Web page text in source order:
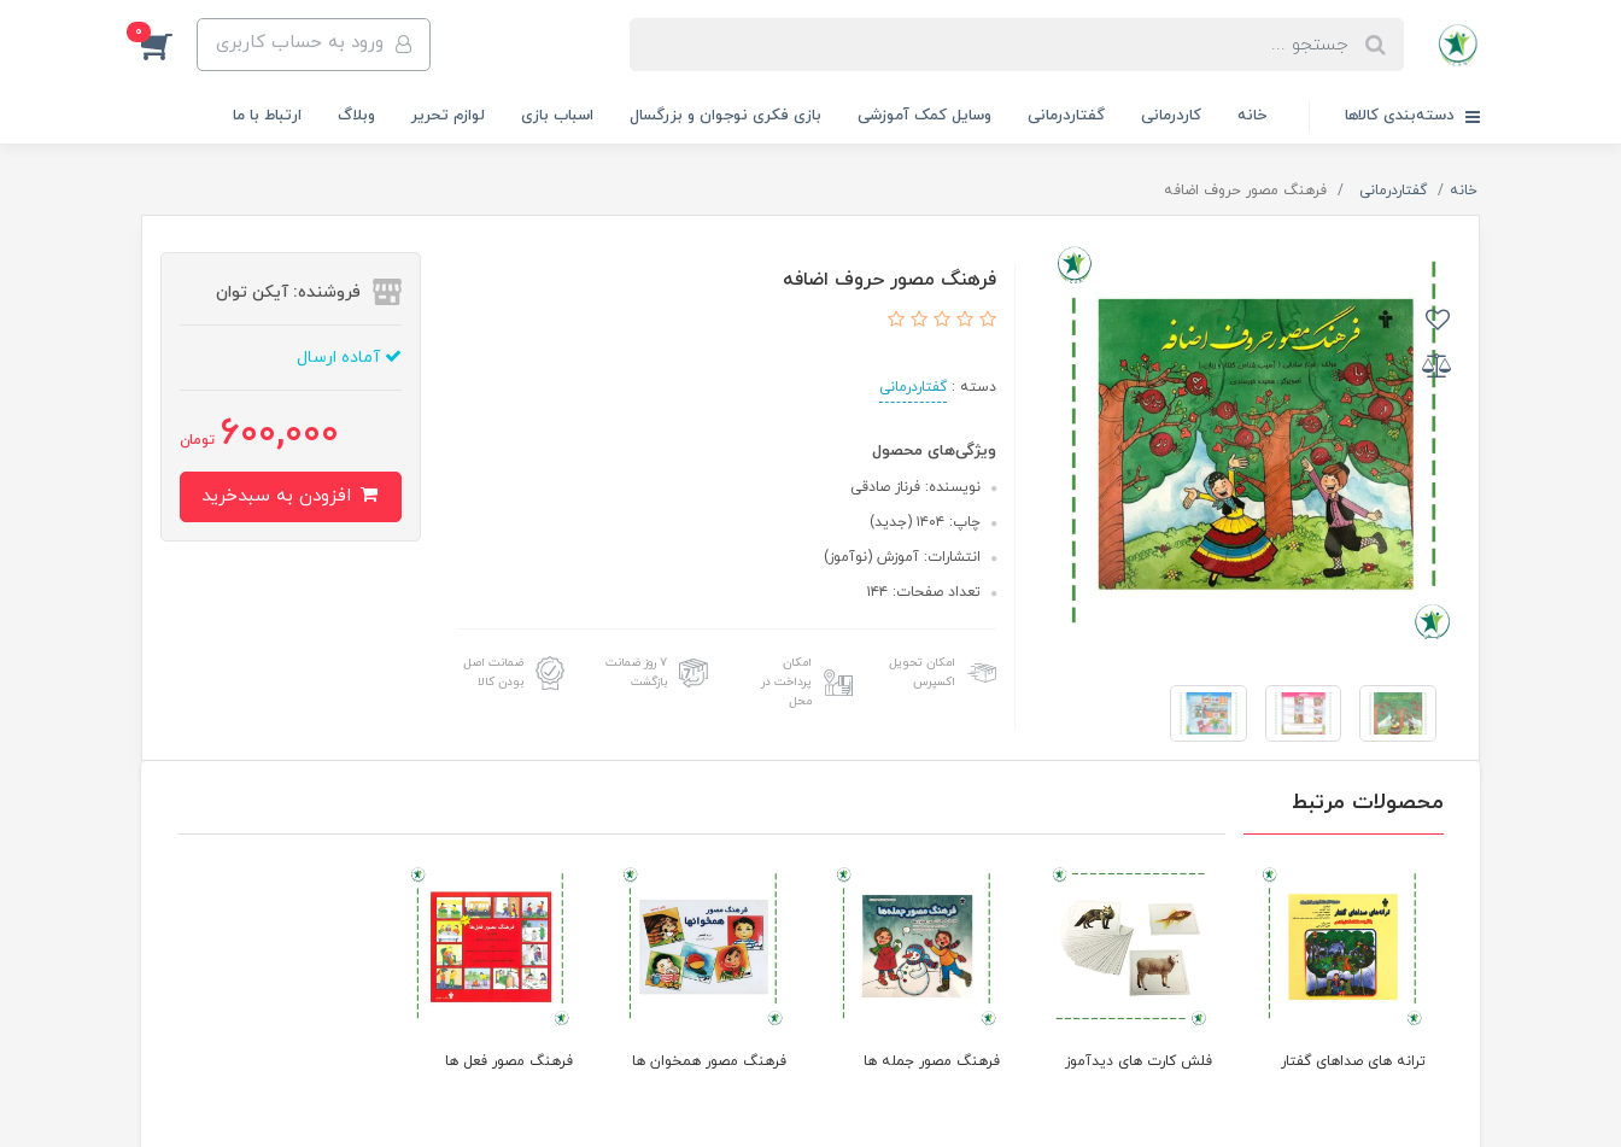
ورود به حساب کاربری 0
دسته‌بندی کالاها خانه کاردرمانی گفتاردرمانی وسایل کمک آموزشی بازی فکری نوجوان و بزرگسال اسباب بازی لوازم تحریر وبلاگ ارتباط با ما
خانه گفتاردرمانی فرهنگ مصور حروف اضافه
فرهنگ مصور حروف اضافه
دسته :گفتاردرمانی
ویژگی‌های محصول
نویسنده: فرناز صادقی
چاپ: ۱۴۰۴ (جدید)
انتشارات: آموزش (نوآموز)
تعداد صفحات: ۱۴۴
امکان تحویل
اکسپرس
امکان
پرداخت در
محل
۷ روز ضمانت
بازگشت
ضمانت اصل
بودن کالا
فروشنده: آیکن توان
آماده ارسال
600,000 تومان
محصولات مرتبط
ترانه های صداهای گفتار فلش کارت های دیدآموز فرهنگ مصور جمله ها فرهنگ مصور همخوان ها فرهنگ مصور فعل ها